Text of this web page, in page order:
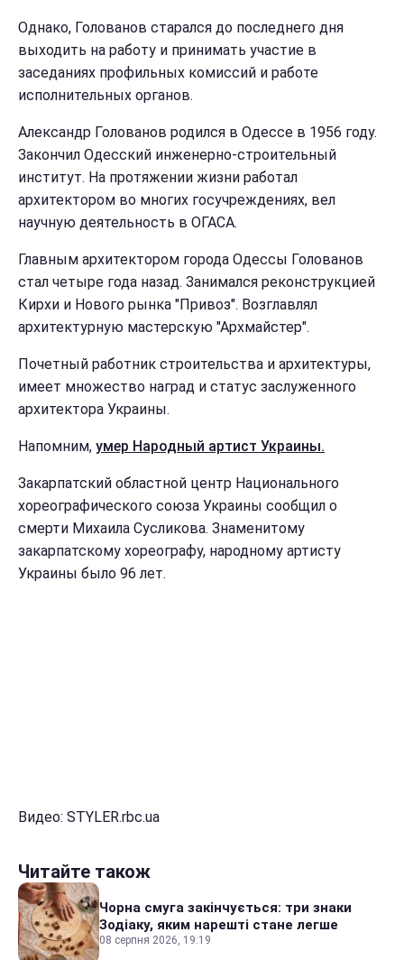
Однако, Голованов старался до последнего дня
выходить на работу и принимать участие в
заседаниях профильных комиссий и работе
исполнительных органов.
Александр Голованов родился в Одессе в 1956 году.
Закончил Одесский инженерно-строительный
институт. На протяжении жизни работал
архитектором во многих госучреждениях, вел
научную деятельность в ОГАСА.
Главным архитектором города Одессы Голованов
стал четыре года назад. Занимался реконструкцией
Кирхи и Нового рынка "Привоз". Возглавлял
архитектурную мастерскую "Архмайстер".
Почетный работник строительства и архитектуры,
имеет множество наград и статус заслуженного
архитектора Украины.
Напомним, умер Народный артист Украины.
Закарпатский областной центр Национального
хореографического союза Украины сообщил о
смерти Михаила Сусликова. Знаменитому
закарпатскому хореографу, народному артисту
Украины было 96 лет.
Видео: STYLER.rbc.ua
Читайте також
Чорна смуга закінчується: три знаки
Зодіаку, яким нарешті стане легше
08 серпня 2026, 19:19